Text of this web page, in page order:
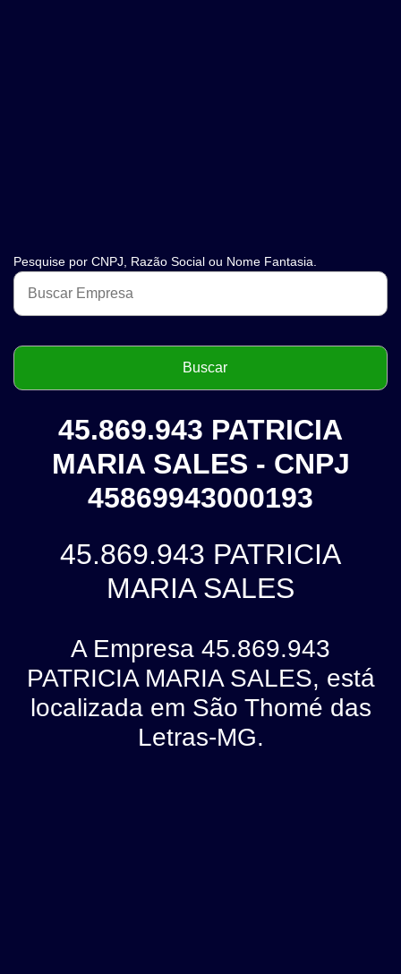
Pesquise por CNPJ, Razão Social ou Nome Fantasia.
45.869.943 PATRICIA
MARIA SALES - CNPJ
45869943000193
45.869.943 PATRICIA
MARIA SALES
A Empresa 45.869.943
PATRICIA MARIA SALES, está
localizada em São Thomé das
Letras-MG.